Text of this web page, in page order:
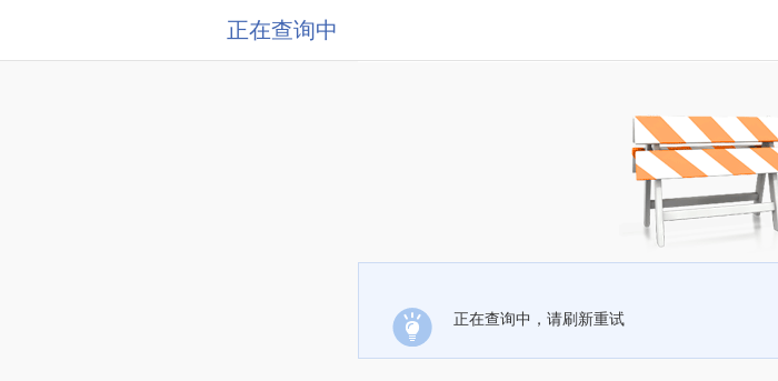
正在查询中
正在查询中，请刷新重试